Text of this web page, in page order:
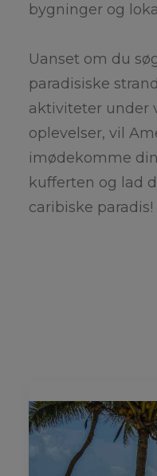
bygninger og
Uanset om du
paradisiske
aktiviteter under
oplevelser, vil
imødekomme
kufferten og lad
caribiske paradis!